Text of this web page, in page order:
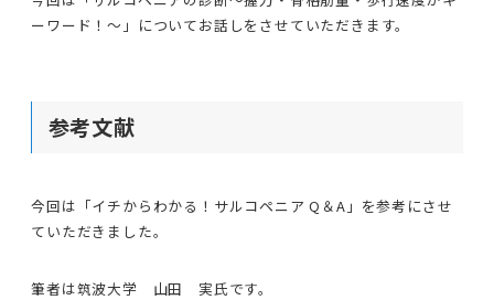
ーワード！〜」についてお話しをさせていただきます。
参考文献
今回は「イチからわかる！サルコペニア Q＆A」を参考にさせ
ていただきました。
筆者は筑波大学 山田 実氏です。